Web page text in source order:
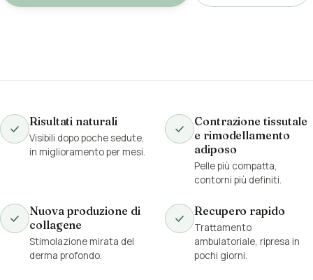
Risultati naturali
Visibili dopo poche sedute,
in miglioramento per mesi.
Contrazione tissutale
e rimodellamento
adiposo
Pelle più compatta,
contorni più definiti.
Nuova produzione di
collagene
Stimolazione mirata del
derma profondo.
Recupero rapido
Trattamento
ambulatoriale, ripresa in
pochi giorni.